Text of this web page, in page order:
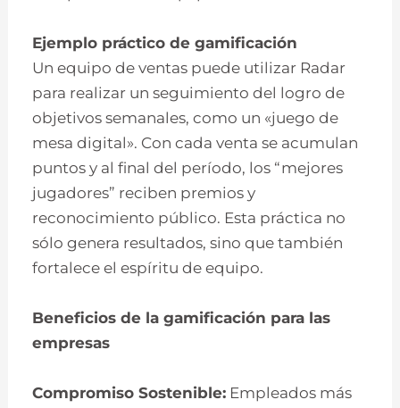
Ejemplo práctico de gamificación
Un equipo de ventas puede utilizar Radar
para realizar un seguimiento del logro de
objetivos semanales, como un «juego de
mesa digital». Con cada venta se acumulan
puntos y al final del período, los “mejores
jugadores” reciben premios y
reconocimiento público. Esta práctica no
sólo genera resultados, sino que también
fortalece el espíritu de equipo.
Beneficios de la gamificación para las
empresas
Compromiso Sostenible: Empleados más